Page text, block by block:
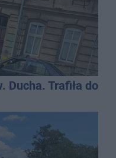
Ducha. Trafiła do